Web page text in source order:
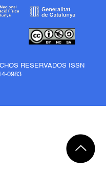
RESERVADOS ISSN
0983